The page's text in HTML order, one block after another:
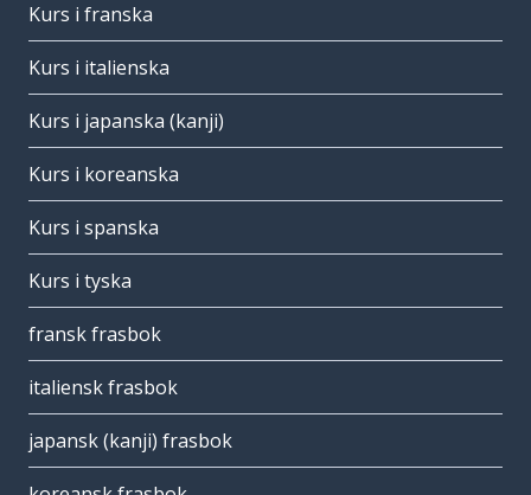
Kurs i franska
Kurs i italienska
Kurs i japanska (kanji)
Kurs i koreanska
Kurs i spanska
Kurs i tyska
fransk frasbok
italiensk frasbok
japansk (kanji) frasbok